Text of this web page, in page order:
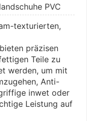
PVC
texturierten,
präzisen
Teile zu
werden, um mit
Anti-
inwet oder
Leistung auf